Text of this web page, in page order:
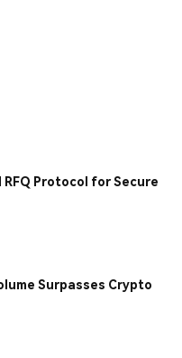
Protocol for Secure
Surpasses Crypto